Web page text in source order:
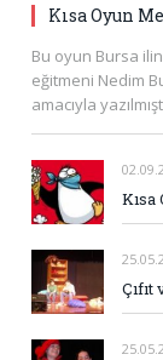
Kısa Oyun
Bu oyun Bursa
eğitmeni Nedim
amacıyla
Kısa